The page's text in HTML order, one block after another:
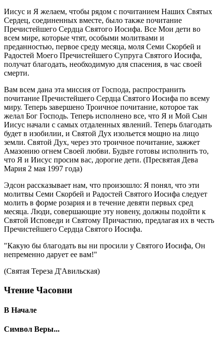
Иисус и Я желаем, чтобы рядом с почитанием Наших Святых
Сердец, соединенных вместе, было также почитание
Пречистейшего Сердца Святого Иосифа. Все Мои дети во
всем мире, которые чтят, особыми молитвами и
преданностью, первое среду месяца, моля Семи Скорбей и
Радостей Моего Пречистейшего Супруга Святого Иосифа,
получат благодать, необходимую для спасения, в час своей
смерти.
Вам всем дана эта миссия от Господа, распространить
почитание Пречистейшего Сердца Святого Иосифа по всему
миру. Теперь завершено Троичное почитание, которое так
желал Бог Господь. Теперь исполнено все, что Я и Мой Сын
Иисус начали с самых отдаленных явлений. Теперь благодать
будет в изобилии, и Святой Дух изольется мощно на лицо
земли. Святой Дух, через это троичное почитание, зажжет
Амазонию огнем Своей любви. Будьте готовы исполнить то,
что Я и Иисус просим вас, дорогие дети. (Пресвятая Дева
Мария 2 мая 1997 года)
Эдсон рассказывает нам, что произошло: Я понял, что эти
молитвы Семи Скорбей и Радостей Святого Иосифа следует
молить в форме розария и в течение девяти первых сред
месяца. Люди, совершающие эту новену, должны подойти к
Святой Исповеди и Святому Причастию, предлагая их в честь
Пречистейшего Сердца Святого Иосифа.
"Какую бы благодать вы ни просили у Святого Иосифа, Он
непременно дарует ее вам!"
(Святая Тереза Д'Авильская)
Чтение Часовни
В Начале
Символ Веры...